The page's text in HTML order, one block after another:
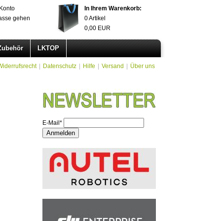
gehen
In Ihrem Warenkorb:
0Artikel
0,00 EUR
LKTOP
Datenschutz Hilfe Versand Über uns
E-Mail*
Anmelden